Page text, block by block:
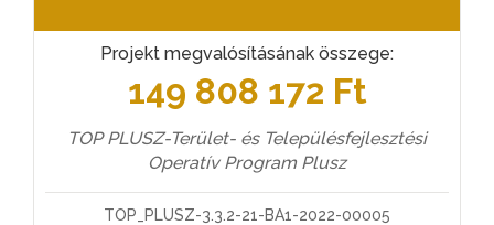
Projekt megvalósításának összege:
149 808 172 Ft
TOP PLUSZ-Terület- és Településfejlesztési
Operatív Program Plusz
TOP_PLUSZ-3.3.2-21-BA1-2022-00005